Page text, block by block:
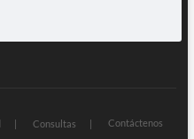
Consultas Contáctenos